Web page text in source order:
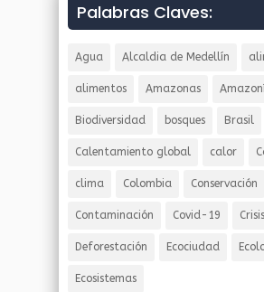
Palabras Claves:
Agua Alcaldia de Medellín
alimentos Amazonas
Biodiversidad bosques Brasil
Calentamiento global calor
clima Colombia Conservación
Contaminación Covid-19
Deforestación Ecociudad
Ecosistemas